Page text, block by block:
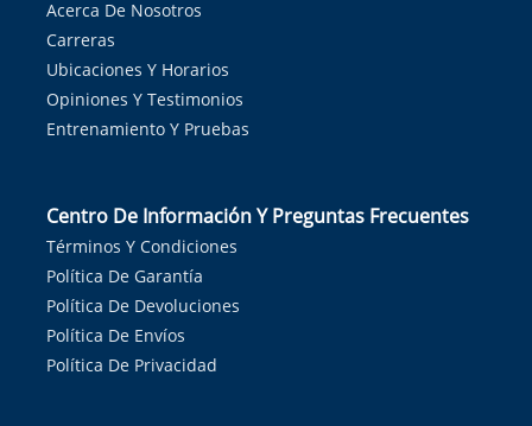
Acerca De Nosotros
Carreras
Ubicaciones Y Horarios
Opiniones Y Testimonios
Entrenamiento Y Pruebas
Centro De Información Y Preguntas Frecuentes
Términos Y Condiciones
Política De Garantía
Política De Devoluciones
Política De Envíos
Política De Privacidad